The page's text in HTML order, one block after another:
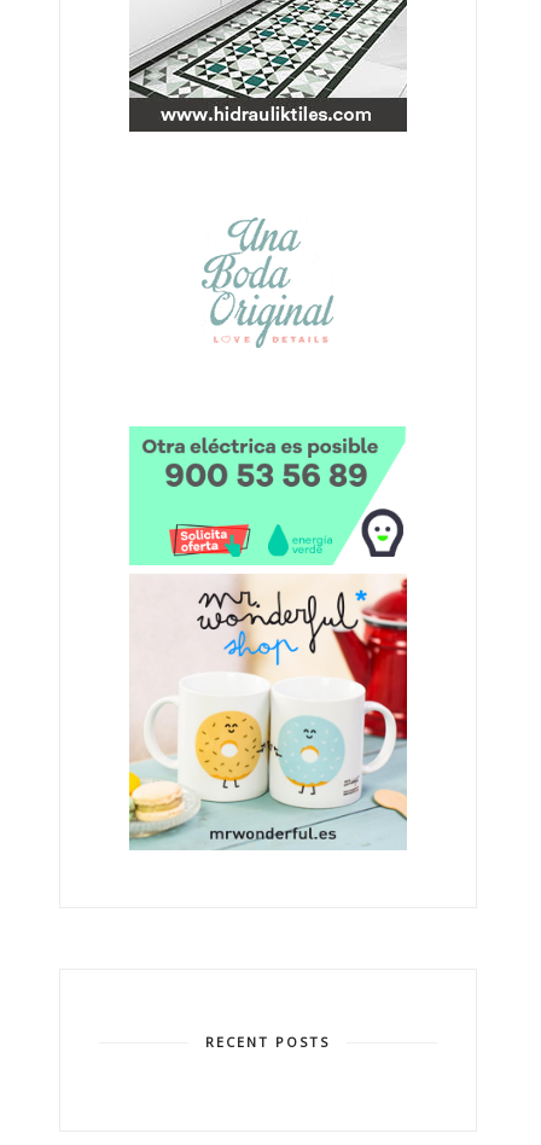
RECENT POSTS